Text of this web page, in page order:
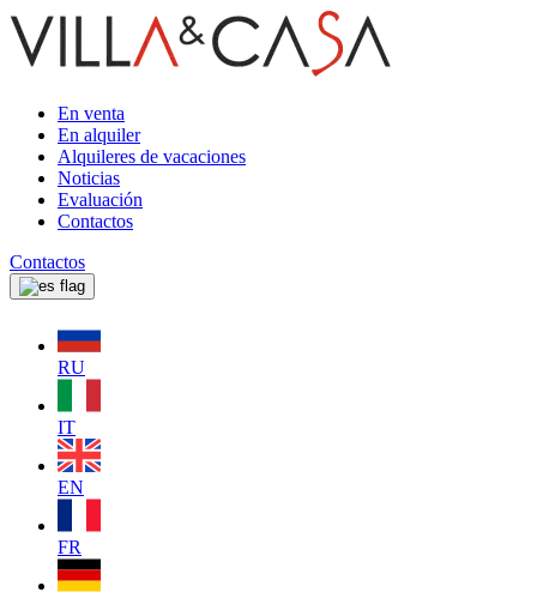
En venta
En alquiler
Alquileres de vacaciones
Noticias
Evaluación
Contactos
Contactos
RU
IT
EN
FR